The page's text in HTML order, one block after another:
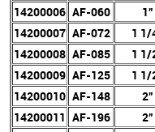
14200006 AF-060 1”
14200007 AF-072 1 1/
14200008 AF-085 1 1/
14200009 AF-125 1 1/
14200010 AF-148 2”
14200011 AF-196 2”